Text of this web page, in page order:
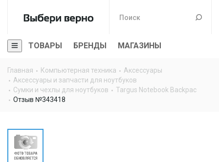
ТОВАРЫ БРЕНДЫ МАГАЗИНЫ
Главная Компьютерная техника
Аксессуары
Аксессуары и запчасти для ноутбуков
Сумки и чехлы для ноутбуков
Targus Notebook Backpac
Отзыв №343418